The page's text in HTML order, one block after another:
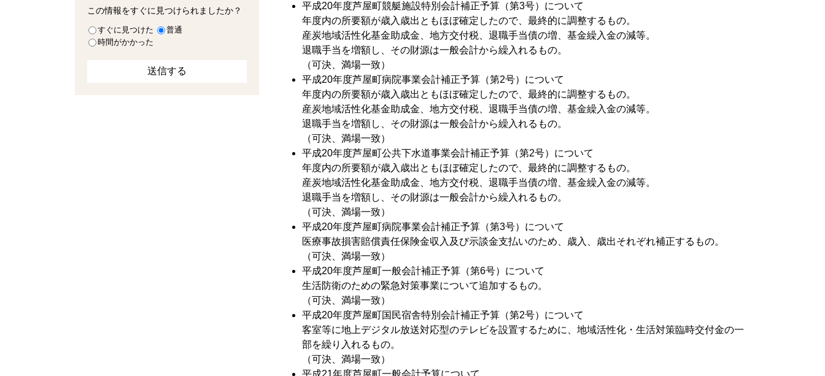
平成20年度芦屋町競艇施設特別会計補正予算（第3号）について
年度内の所要額が歳入歳出ともほぼ確定したので、最終的に調整するもの。
産炭地域活性化基金助成金、地方交付税、退職手当債の増、基金繰入金の減等。
退職手当を増額し、その財源は一般会計から繰入れるもの。
（可決、満場一致）
平成20年度芦屋町病院事業会計補正予算（第2号）について
年度内の所要額が歳入歳出ともほぼ確定したので、最終的に調整するもの。
産炭地域活性化基金助成金、地方交付税、退職手当債の増、基金繰入金の減等。
退職手当を増額し、その財源は一般会計から繰入れるもの。
（可決、満場一致）
平成20年度芦屋町公共下水道事業会計補正予算（第2号）について
年度内の所要額が歳入歳出ともほぼ確定したので、最終的に調整するもの。
産炭地域活性化基金助成金、地方交付税、退職手当債の増、基金繰入金の減等。
退職手当を増額し、その財源は一般会計から繰入れるもの。
（可決、満場一致）
平成20年度芦屋町病院事業会計補正予算（第3号）について
医療事故損害賠償責任保険金収入及び示談金支払いのため、歳入、歳出それぞれ補正するもの。
（可決、満場一致）
平成20年度芦屋町一般会計補正予算（第6号）について
生活防衛のための緊急対策事業について追加するもの。
（可決、満場一致）
平成20年度芦屋町国民宿舎特別会計補正予算（第2号）について
客室等に地上デジタル放送対応型のテレビを設置するために、地域活性化・生活対策臨時交付金の一
部を繰り入れるもの。
（可決、満場一致）
この情報をすぐに見つけられましたか？
すぐに見つけた
普通
時間がかかった